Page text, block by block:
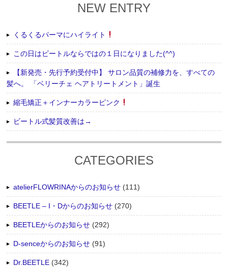
NEW ENTRY
くるくるパーマにハイライト
この日はビートルならではの１日になりました(^^)
【新発売・先行予約受付中】 サロン品質の補修力を、すべての
髪へ。 「ベリーチェ ヘアトリートメント」誕生
縮毛矯正＋インナーカラーピンク
ビートル式髪質改善は→
CATEGORIES
atelierFLOWRINAからのお知らせ (111)
BEETLE – I・Dからのお知らせ (270)
BEETLEからのお知らせ (292)
D-senceからのお知らせ (91)
Dr.BEETLE (342)